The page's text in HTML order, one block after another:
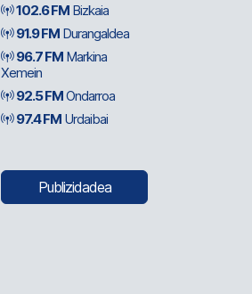
102.6 FM Bizkaia
91.9 FM Durangaldea
96.7 FM Markina
Xemein
92.5 FMOndarroa
97.4 FM Urdaibai
Publizidadea